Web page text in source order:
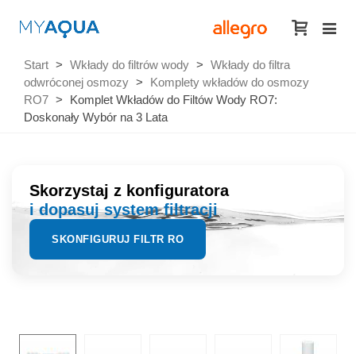
Start > Wkłady do filtrów wody > Wkłady do filtra
odwróconej osmozy >
Komplety wkładów do osmozy
RO7 >
Komplet Wkładów do Filtów Wody RO7:
Doskonały Wybór na 3 Lata
Skorzystaj z konfiguratora
i dopasuj system filtracji
SKONFIGURUJ FILTR RO